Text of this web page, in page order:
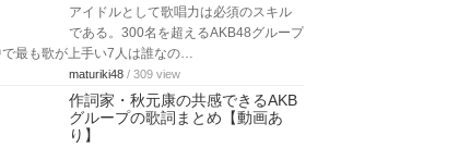
アイドルとして歌唱力は必須のスキル
である。300名を超えるAKB48グループ
で最も歌が上手い7人は誰なの…
maturiki48 / 309 view
作詞家・秋元康の共感できるAKB
グループの歌詞まとめ【動画あ
り】